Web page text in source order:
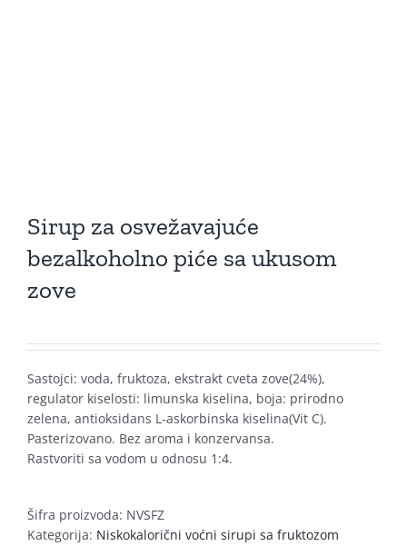
Sirup za osvežavajuće
bezalkoholno piće sa ukusom
zove
Sastojci: voda, fruktoza, ekstrakt cveta zove(24%),
regulator kiselosti: limunska kiselina, boja: prirodno
zelena, antioksidans L-askorbinska kiselina(Vit C).
Pasterizovano. Bez aroma i konzervansa.
Rastvoriti sa vodom u odnosu 1:4.
Šifra proizvoda: NVSFZ
Kategorija: Niskokalorični voćni sirupi sa fruktozom